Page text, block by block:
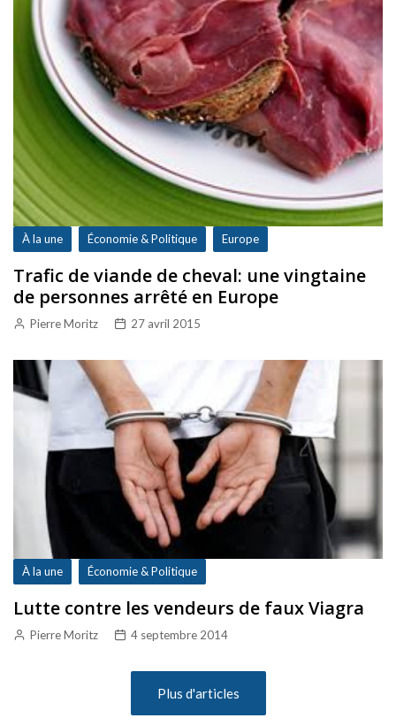
À la une Économie & Politique Europe
Trafic de viande de cheval: une vingtaine
de personnes arrêté en Europe
Pierre Moritz 27 avril 2015
À la une Économie & Politique
Lutte contre les vendeurs de faux Viagra
Pierre Moritz 4 septembre 2014
Plus d'articles